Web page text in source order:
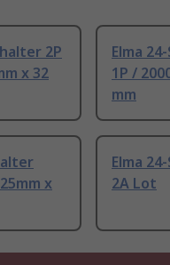
2P
x 32
Elma
1P /
mm
x
Elma
2A Lot